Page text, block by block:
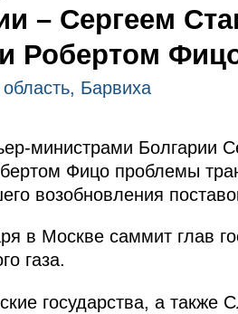
– Сергеем
Робертом
Барвиха
министрами Болгарии
Фицо проблемы
возобновления
в Москве саммит глав
газа.
государства, а также